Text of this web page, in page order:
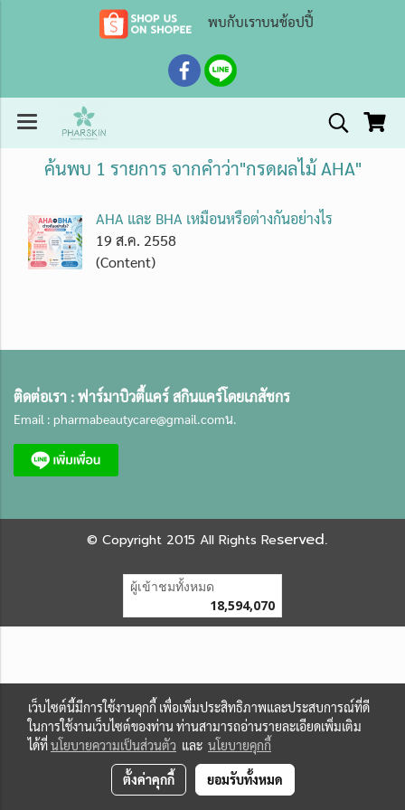
พบกับเราบนช้อปปี้
ค้นพบ 1 รายการ จากคำว่า"กรดผลไม้ AHA"
AHA และ BHA เหมือนหรือต่างกันอย่างไร
19 ส.ค. 2558
(Content)
ติดต่อเรา :ฟาร์มาบิวตี้แคร์ สกินแคร์โดยเภสัชกร
Email : pharmabeautycare@gmail.comน.
© Copyright 2015 All Rights Reserved.
ผู้เข้าชมทั้งหมด
18,594,070
เว็บไซต์นี้มีการใช้งานคุกกี้ เพื่อเพิ่มประสิทธิภาพและประสบการณ์ที่ดี
ในการใช้งานเว็บไซต์ของท่าน ท่านสามารถอ่านรายละเอียดเพิ่มเติม
ได้ที่นโยบายความเป็นส่วนตัว และ นโยบายคุกกี้
ตั้งค่าคุกกี้ ยอมรับทั้งหมด